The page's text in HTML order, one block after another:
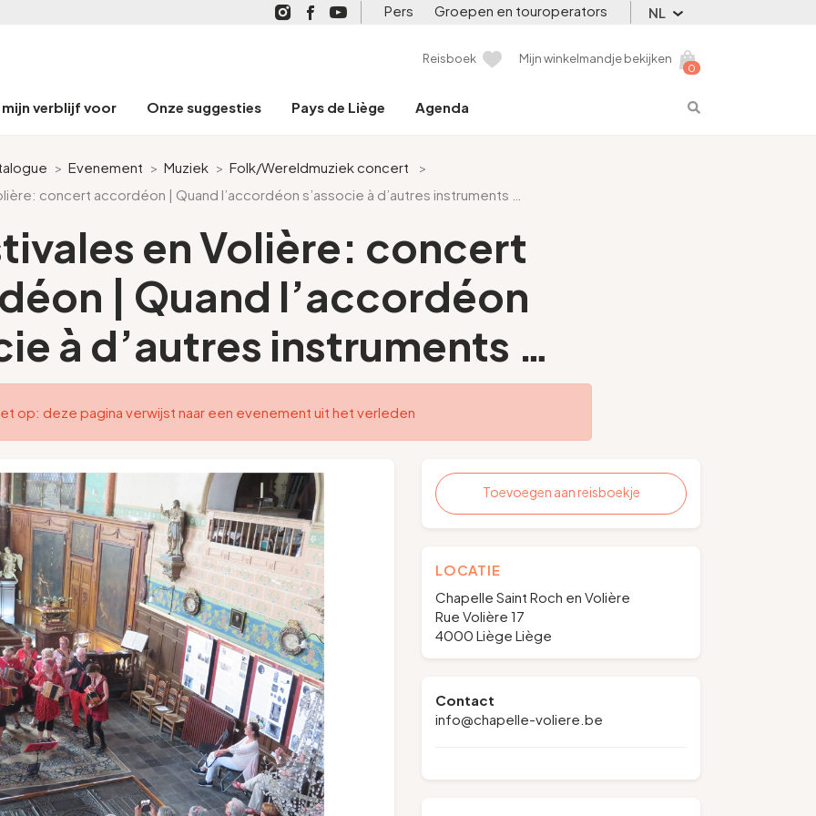
Pers Groepen en touroperators NL
Reisboek
0
Mijn winkelmandje bekijken
verblijf voor Onze suggesties Pays de Liège Agenda
> Evenement > Muziek > Folk/Wereldmuziek concert
>
concert accordéon | Quand l’accordéon s’associe à d’autres instruments …
en Volière: concert
| Quand l’accordéon
à d’autres instruments …
op: deze pagina verwijst naar een evenement uit het verleden
Toevoegen aan reisboekje
LOCATIE
Chapelle Saint Roch en Volière
Rue Volière 17
4000 Liège Liège
Contact
info@chapelle-voliere.be